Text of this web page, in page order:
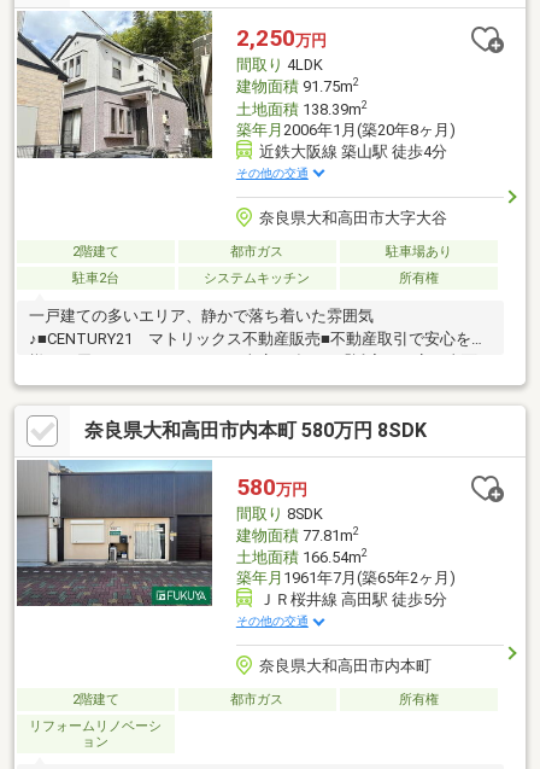
2,250万円
間取り 4LDK
建物面積91.75m2
土地面積138.39m2
築年月 2006年1月(築20年8ヶ月)
近鉄大阪線 築山駅 徒歩4分
その他の交通
奈良県大和高田市大字大谷
2階建て 都市ガス
駐車場あり
駐車2台
システムキッチン 所有権
一戸建ての多いエリア、静かで落ち着いた雰囲気
♪■CENTURY21 マトリックス不動産販売■不動産取引で安心を皆
目」■ご購入の流れからリフォーム工事まで全てお任せ下さい。■
物件探しの注意点等、良い事だけでなく懸念点までしっかりとお
知らせしております。■お得な金利のご提案（融資中・返済相
談・女性単身・派遣社員・非正規雇用の方でも相談可能です。）
■住宅に関するご相談からご購入後のアフターフォローまで、一
人の担当者が行います。■お気軽にご相談ください！♪♪お問合せ
お待ちしております♪♪
奈良県大和高田市内本町 580万円 8SDK
580万円
間取り 8SDK
建物面積77.81m2
土地面積166.54m2
築年月 1961年7月(築65年2ヶ月)
ＪＲ桜井線 高田駅 徒歩5分
その他の交通
奈良県大和高田市内本町
2階建て 都市ガス
所有権
リフォームリノベーシ
ョン